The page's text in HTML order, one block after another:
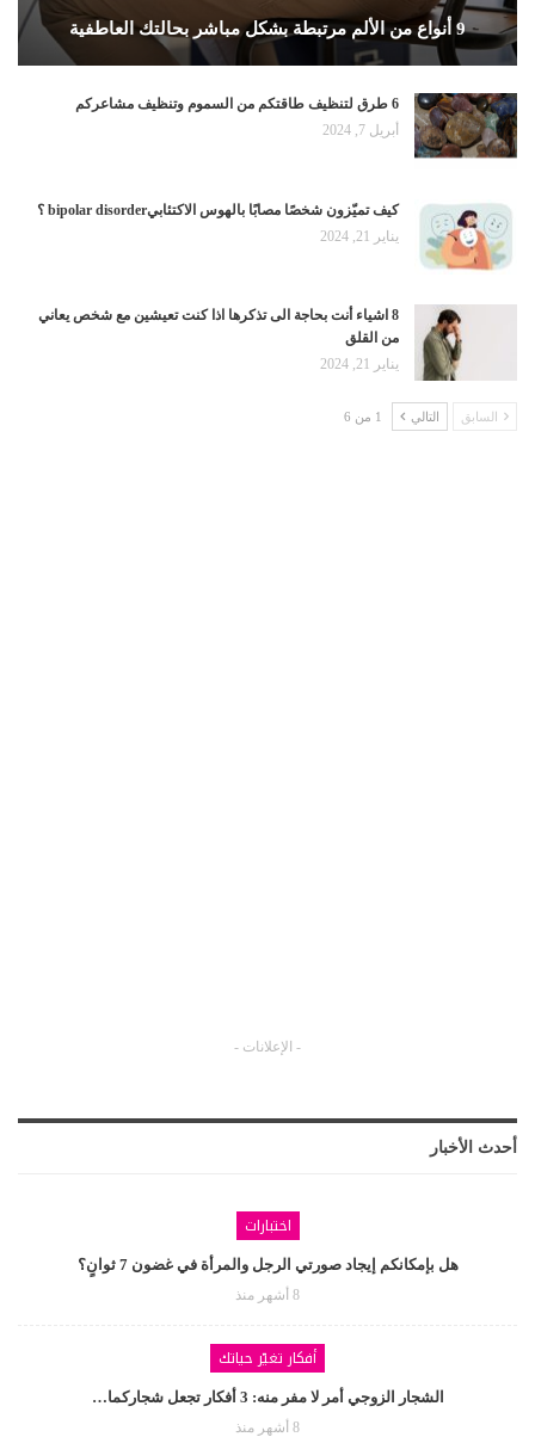
9 أنواع من الألم مرتبطة بشكل مباشر بحالتك العاطفية
6 طرق لتنظيف طاقتكم من السموم وتنظيف مشاعركم
أبريل 7, 2024
كيف تميّزون شخصًا مصابًا بالهوس الاكتئابيbipolar disorder ؟
يناير 21, 2024
8 اشياء أنت بحاجة الى تذكرها اذا كنت تعيشين مع شخص يعاني
من القلق
يناير 21, 2024
السابق التالي 1 من 6
- الإعلانات -
أحدث الأخبار
اختبارات
هل بإمكانكم إيجاد صورتي الرجل والمرأة في غضون 7 ثوانٍ؟
8 أشهر منذ
أفكار تغيّر حياتك
الشجار الزوجي أمر لا مفر منه: 3 أفكار تجعل شجاركما…
8 أشهر منذ